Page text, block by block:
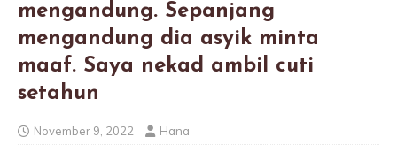
mengandung. Sepanjang
mengandung dia asyik minta
maaf. Saya nekad ambil cuti
setahun
November 9, 2022 Hana